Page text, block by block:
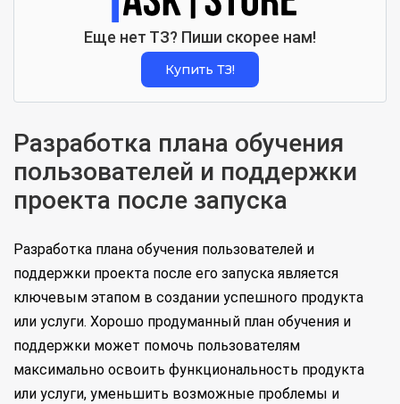
Еще нет ТЗ? Пиши скорее нам!
Купить ТЗ!
Разработка плана обучения
пользователей и поддержки
проекта после запуска
Разработка плана обучения пользователей и
поддержки проекта после его запуска является
ключевым этапом в создании успешного продукта
или услуги. Хорошо продуманный план обучения и
поддержки может помочь пользователям
максимально освоить функциональность продукта
или услуги, уменьшить возможные проблемы и